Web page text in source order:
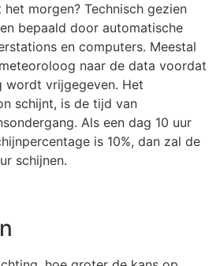
morgen? Technisch gezien
bepaald door automatische
en computers. Meestal
naar de data voordat
wordt vrijgegeven. Het
schijnt, is de tijd van
Als een dag 10 uur
is 10%, dan zal de
schijnen.